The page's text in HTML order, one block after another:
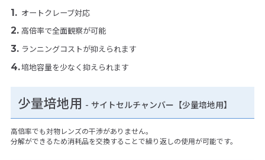
オートクレーブ対応
高倍率で全面観察が可能
ランニングコストが抑えられます
培地容量を少なく抑えられます
少量培地用 - サイトセルチャンバー【少量培地用】
高倍率でも対物レンズの干渉がありません。
分解ができるため消耗品を交換することで繰り返しの使用が可能です。